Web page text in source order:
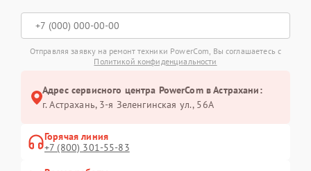
Отправляя заявку на ремонт техники PowerCom, Вы соглашаетесь с
Политикой конфиденциальности
Адрес сервисного центра PowerCom в Астрахани:
г. Астрахань, 3-я Зеленгинская ул., 56А
Горячая линия
+7 (800) 301-55-83